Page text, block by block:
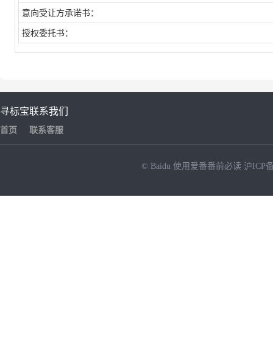
意向受让方承诺书：
授权委托书：
寻标宝
首页
联系我们
联系客服
© Baidu 使用爱番番前必读 沪ICP